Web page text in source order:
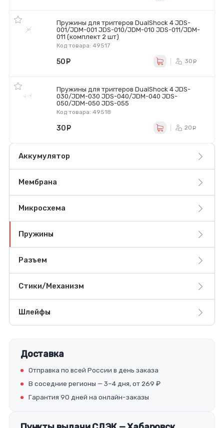
Пружины для триггеров DualShock 4 JDS-
001/JDM-001 JDS-010/JDM-010 JDS-011/JDM-
011 (комплект 2 шт)
Код товара: 49517
50 30
Пружины для триггеров DualShock 4 JDS-
030/JDM-030 JDS-040/JDM-040 JDS-
050/JDM-050 JDS-055
Код товара: 49518
30 20
Аккумулятор
Мембрана
Микросхема
Пружины
Разъем
Стики/Механизм
Шлейфы
Доставка
Отправка по всей России в день заказа
В соседние регионы — 3–4 дня, от 269 ₽
Гарантия 90 дней на онлайн-заказы